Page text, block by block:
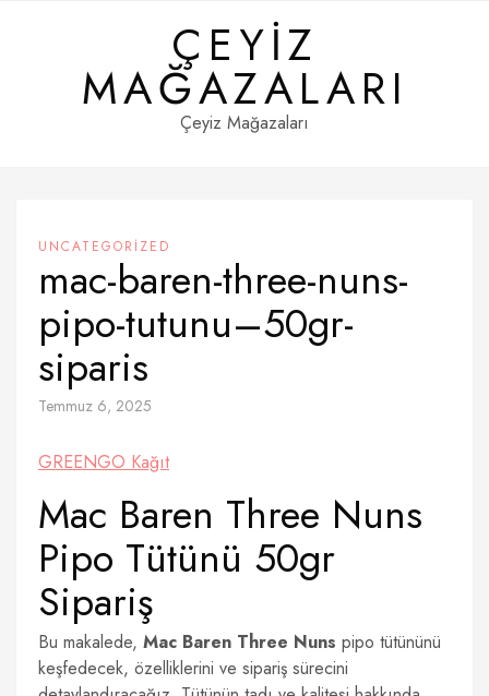
ÇEYIZ
MAĞAZALARI
Çeyiz Mağazaları
UNCATEGORIZED
mac-baren-three-nuns-
pipo-tutunu–50gr-
siparis
Temmuz 6, 2025
GREENGO Kağıt
Mac Baren Three Nuns
Pipo Tütünü 50gr
Sipariş
Bu makalede, Mac Baren Three Nuns pipo tütününü
keşfedecek, özelliklerini ve sipariş sürecini